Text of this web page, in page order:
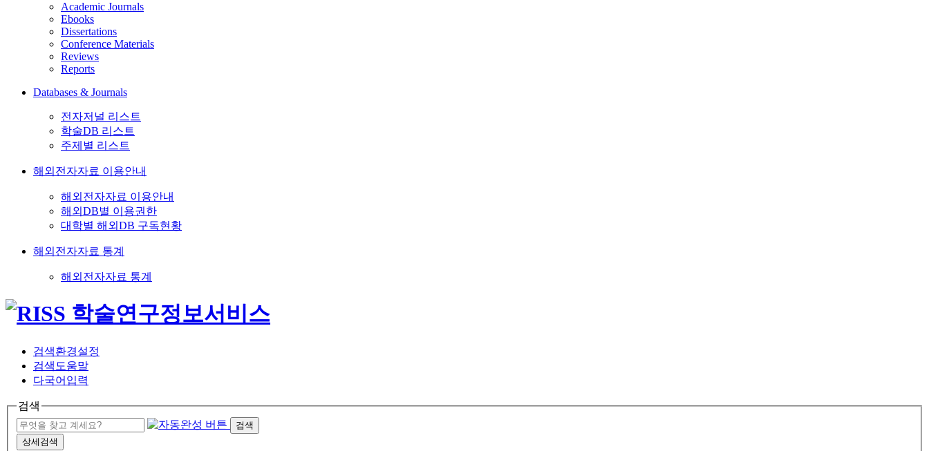
Academic Journals
Ebooks
Dissertations
Conference Materials
Reviews
Reports
Databases & Journals
전자저널 리스트
학술DB 리스트
주제별 리스트
해외전자자료 이용안내
해외전자자료 이용안내
해외DB별 이용권한
대학별 해외DB 구독현황
해외전자자료 통계
해외전자자료 통계
검색환경설정
검색도움말
다국어입력
검색
검색
상세검색